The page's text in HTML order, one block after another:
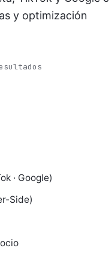
Ver todo el
y optimización
· Google)
Side)